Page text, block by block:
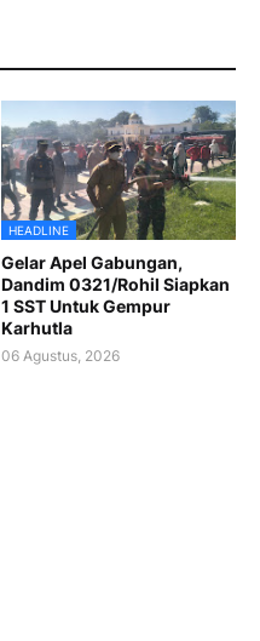
HEADLINE
Gelar Apel Gabungan,
Dandim 0321/Rohil Siapkan
1 SST Untuk Gempur
Karhutla
06 Agustus, 2026